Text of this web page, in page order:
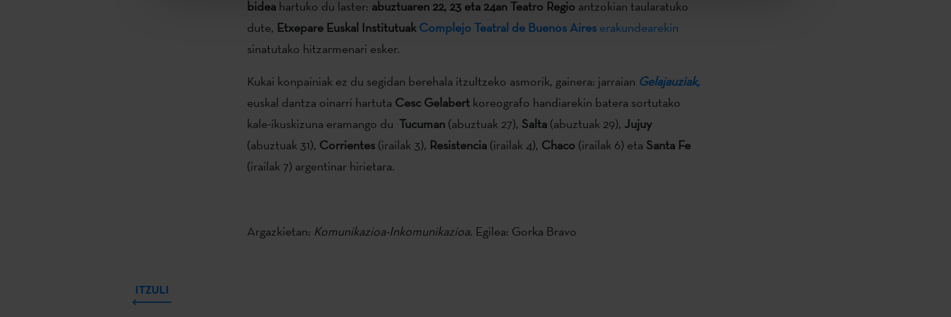
bidea hartuko du laster: abuztuaren 22, 23 eta 24an Teatro Regioantzokian taularatuko
dute, Etxepare Euskal Institutuak Complejo Teatral de Buenos Aireserakundearekin
sinatutako hitzarmenari esker.
Kukai konpainiak ez du segidan berehala itzultzeko asmorik, gainera: jarraian Gelajauziak,
euskal dantza oinarri hartuta Cesc Gelabertkoreografo handiarekin batera sortutako
kale-ikuskizuna eramango du Tucuman(abuztuak 27), Salta (abuztuak 29), Jujuy
(abuztuak 31), Corrientes(irailak 3), Resistencia(irailak 4), Chaco (irailak 6) eta Santa Fe
(irailak 7) argentinar hirietara.
Argazkietan: Komunikazioa-Inkomunikazioa. Egilea: Gorka Bravo
ITZULI